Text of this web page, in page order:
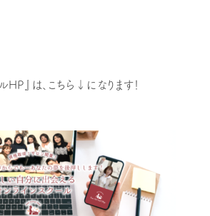
HP』は、こちら↓になります！